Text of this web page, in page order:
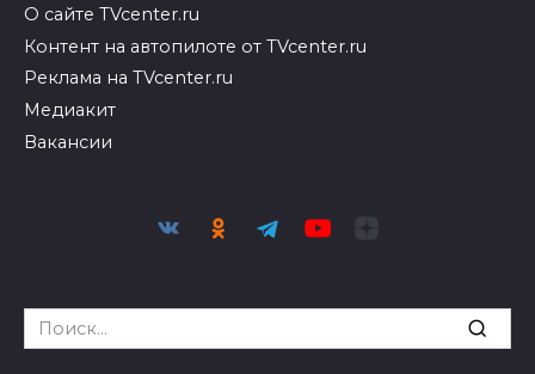
О сайте TVcenter.ru
Контент на автопилоте от TVcenter.ru
Реклама на TVcenter.ru
Медиакит
Вакансии
Search
for: